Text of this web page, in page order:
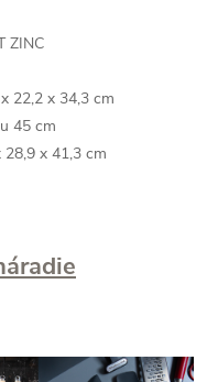
ZINC
22,2 x 34,3 cm
45 cm
28,9 x 41,3 cm